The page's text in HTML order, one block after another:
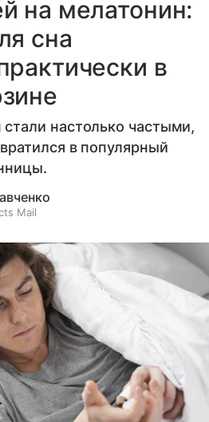
на мелатонин:
сна
в
настолько частыми,
в популярный
Mail